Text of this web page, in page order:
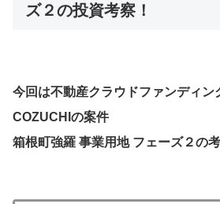
ズ２の投資考察！
今回は不動産クラウドファンディン
COZUCHIの案件
箱根町強羅 事業用地 フェーズ２の